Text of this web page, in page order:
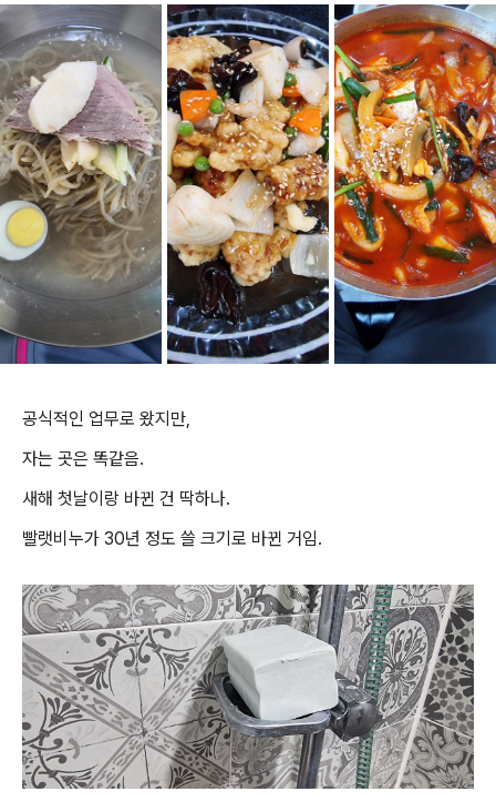
공식적인 업무로 왔지만,
자는 곳은 똑같음.
새해 첫날이랑 바뀐 건 딱하나.
빨랫비누가 30년 정도 쓸 크기로 바뀐 거임.